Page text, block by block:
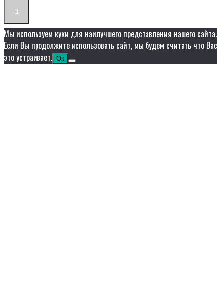
Мы используем куки для наилучшего представления нашего сайта.
Если Вы продолжите использовать сайт, мы будем считать что Вас
это устраивает. Ок